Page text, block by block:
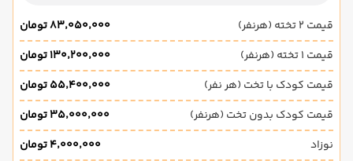
قیمت 2 تخته (هرنفر)
۸۳٬۰۵۰٬۰۰۰ تومان
قیمت 1 تخته (هرنفر)
۱۳۰٬۲۰۰٬۰۰۰ تومان
قیمت کودک با تخت (هر نفر)
۵۵٬۴۰۰٬۰۰۰ تومان
قیمت کودک بدون تخت (هرنفر)
۳۵٬۰۰۰٬۰۰۰ تومان
نوزاد
۴٬۰۰۰٬۰۰۰ تومان